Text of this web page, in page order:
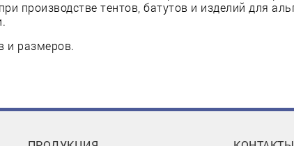
производстве тентов, батутов и изделий для
и размеров.